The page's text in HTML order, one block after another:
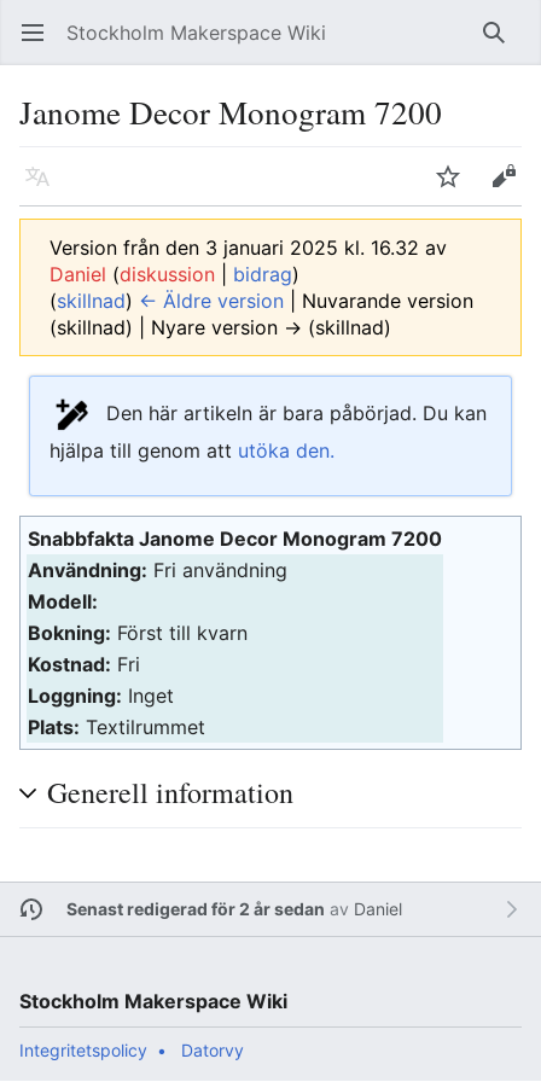
Öppna huvudmenyn Stockholm Makerspace Wiki Sök
Janome Decor Monogram 7200
Läs på ett annat språk Bevaka Redigera
Version från den 3 januari 2025 kl. 16.32 av
Daniel (diskussion bidrag)
(skillnad) ← Äldre version | Nuvarande version
(skillnad) | Nyare version → (skillnad)
Den här artikeln är bara påbörjad. Du kan
hjälpa till genom att utöka den.
Snabbfakta Janome Decor Monogram 7200
Användning: Fri användning
Modell:
Bokning: Först till kvarn
Kostnad: Fri
Loggning: Inget
Plats: Textilrummet
Generell information
Senast redigerad för 2 år sedan av Daniel
Stockholm Makerspace Wiki
Integritetspolicy Datorvy